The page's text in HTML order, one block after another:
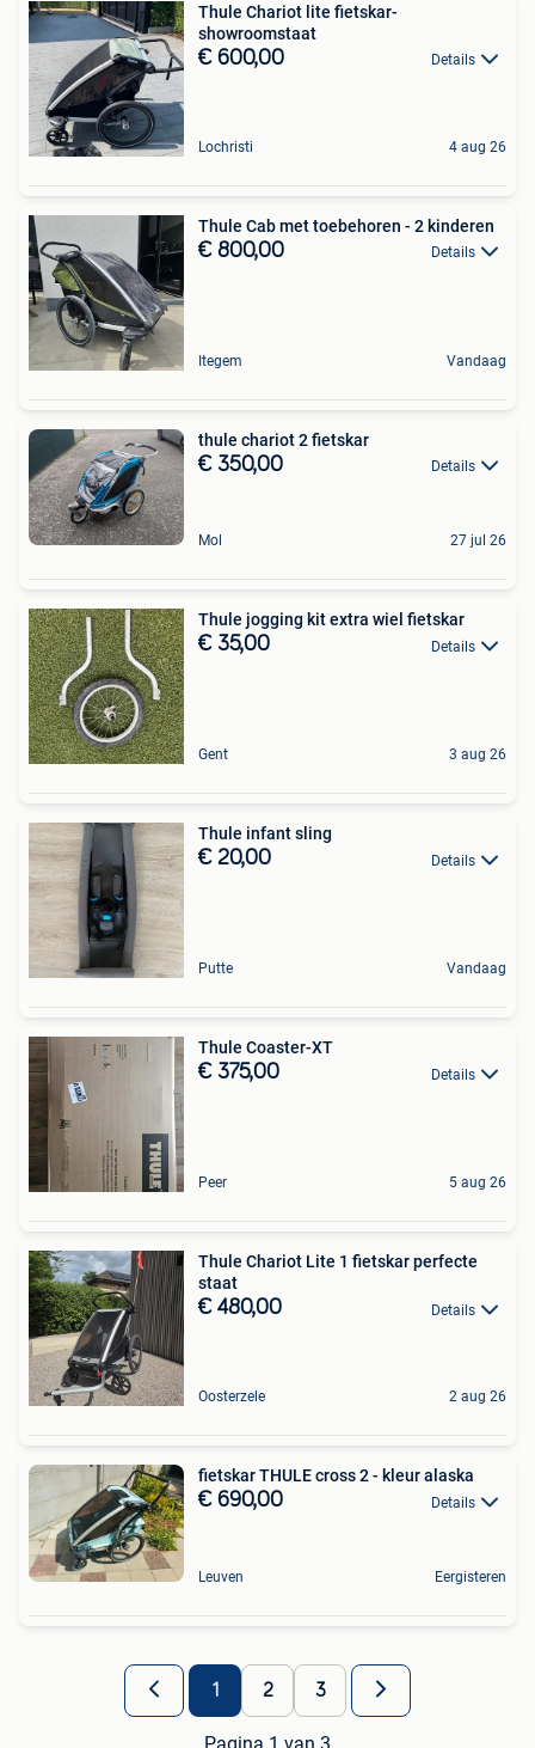
Thule Chariot lite fietskar-
showroomstaat
€ 600,00 Details
Lochristi 4 aug 26
Thule Cab met toebehoren - 2 kinderen
€ 800,00 Details
Itegem Vandaag
thule chariot 2 fietskar
€ 350,00 Details
Mol 27 jul 26
Thule jogging kit extra wiel fietskar
€ 35,00 Details
Gent 3 aug 26
Thule infant sling
€ 20,00 Details
Putte Vandaag
Thule Coaster-XT
€ 375,00 Details
Peer 5 aug 26
Thule Chariot Lite 1 fietskar perfecte
staat
€ 480,00 Details
Oosterzele 2 aug 26
fietskar THULE cross 2 - kleur alaska
€ 690,00 Details
Leuven Eergisteren
1 2 3